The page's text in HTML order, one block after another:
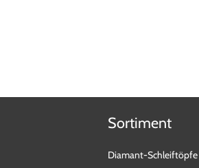
Sortiment
Diamant-Schleiftöpfe